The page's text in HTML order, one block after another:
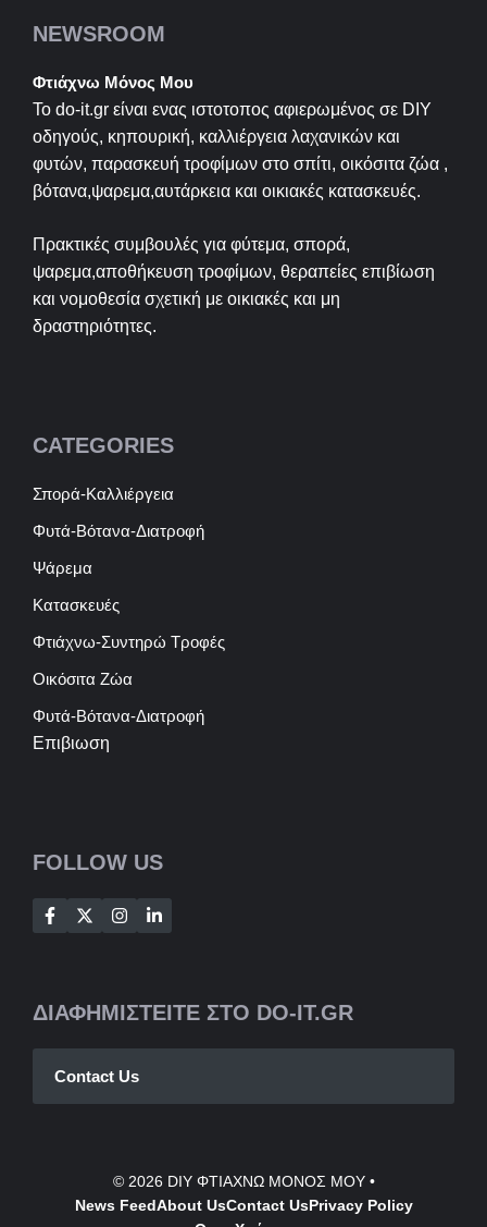
NEWSROOM
Φτιάχνω Μόνος Μου
Το do-it.gr είναι ενας ιστοτοπος αφιερωμένος σε DIY
οδηγούς, κηπουρική, καλλιέργεια λαχανικών και
φυτών, παρασκευή τροφίμων στο σπίτι, οικόσιτα ζώα ,
βότανα,ψαρεμα,αυτάρκεια και οικιακές κατασκευές.
Πρακτικές συμβουλές για φύτεμα, σπορά,
ψαρεμα,αποθήκευση τροφίμων, θεραπείες επιβίωση
και νομοθεσία σχετική με οικιακές και μη
δραστηριότητες.
CATEGORIES
Σπορά-Καλλιέργεια
Φυτά-Βότανα-Διατροφή
Ψάρεμα
Κατασκευές
Φτιάχνω-Συντηρώ Τροφές
Οικόσιτα Ζώα
Φυτά-Βότανα-Διατροφή
Επιβιωση
FOLLOW US
ΔΙΑΦΗΜΙΣΤΕΙΤΕ ΣΤΟ DO-IT.GR
Contact Us
© 2026 DIY ΦΤΙΑΧΝΩ ΜΟΝΟΣ ΜΟΥ•
News FeedAbout UsContactUsPrivacy Policy